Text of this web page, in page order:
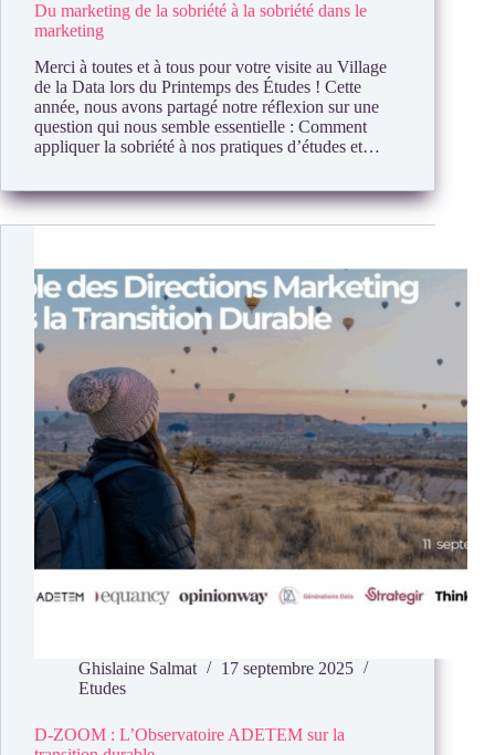
Du marketing de la sobriété à la sobriété dans le
marketing
Merci à toutes et à tous pour votre visite au Village
de la Data lors du Printemps des Études ! Cette
année, nous avons partagé notre réflexion sur une
question qui nous semble essentielle : Comment
appliquer la sobriété à nos pratiques d’études et…
Ghislaine Salmat
17 septembre 2025
Etudes
D-ZOOM : L’Observatoire ADETEM sur la